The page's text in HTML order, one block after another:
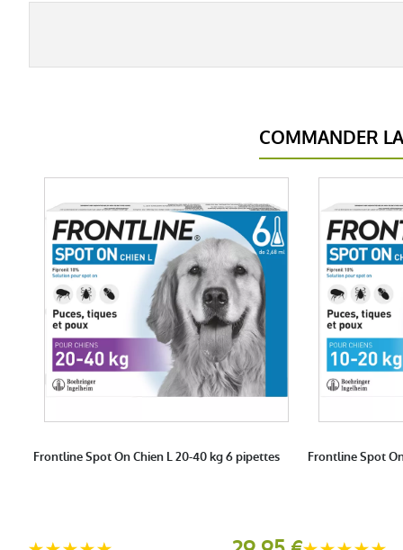
Max G.publié le 07 juillet 2025 suite à une commande du 12 juin
5 / 5
rapport qualité bon
COMMANDER
Frontline Spot On Chien L 20-40 kg 6 pipettes Frontline Spot